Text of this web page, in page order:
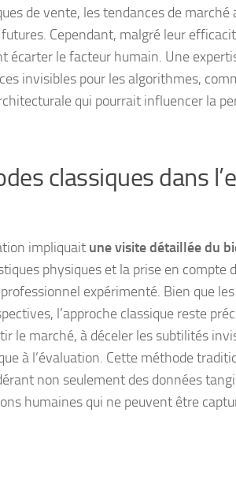
de vente, les tendances de marché
Cependant, malgré leur
écarter le facteur humain. Une
invisibles pour les algorithmes,
qui pourrait influencer la
classiques dans
impliquait une visite détaillée du
physiques et la prise en compte
expérimenté. Bien que
l’approche classique reste
le marché, à déceler les subtilités
à l’évaluation. Cette méthode
non seulement des données
humaines qui ne peuvent être